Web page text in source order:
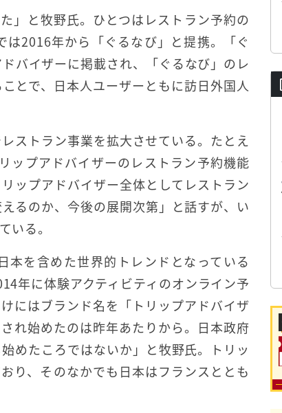
」と牧野氏。ひとつはレストラン予約の
2016年から「ぐるなび」と提携。「ぐ
バイザーに掲載され、「ぐるなび」のレ
とで、日本人ユーザーともに訪日外国人
ストラン事業を拡大させている。たとえ
ップアドバイザーのレストラン予約機能
ップアドバイザー全体としてレストラン
るのか、今後の展開次第」と話すが、い
いる。
本を含めた世界的トレンドとなっている
年に体験アクティビティのオンライン予
にはブランド名を「トリップアドバイザ
れ始めたのは昨年あたりから。日本政府
めたころではないか」と牧野氏。トリッ
り、そのなかでも日本はフランスととも